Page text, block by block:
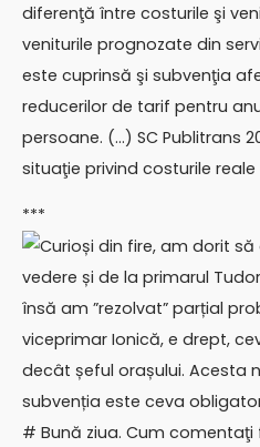
diferenţă între costurile şi
veniturile prognozate din
este cuprinsă şi subvenţia
reducerilor de tarif pentru
persoane. (…) SC Publitrans
situaţie privind costurile
***
Curioși din fire, am dorit
vedere și de la primarul
însă am ”rezolvat” parțial
viceprimar Ionică, e drept,
decât șeful orașului. Acesta
subvenția este ceva
# Bună ziua. Cum comentaţi